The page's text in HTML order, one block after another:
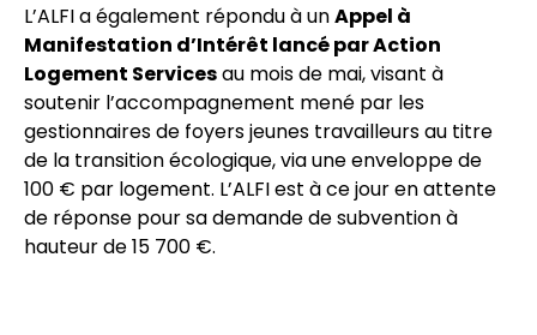
L’ALFI a également répondu à unAppel à
Manifestation d’Intérêt lancé par Action
Logement Servicesau mois de mai, visant à
soutenir l’accompagnement mené par les
gestionnaires de foyers jeunes travailleurs au titre
de la transition écologique, via une enveloppe de
100 € par logement. L’ALFI est à ce jour en attente
de réponse pour sa demande de subvention à
hauteur de 15 700 €.